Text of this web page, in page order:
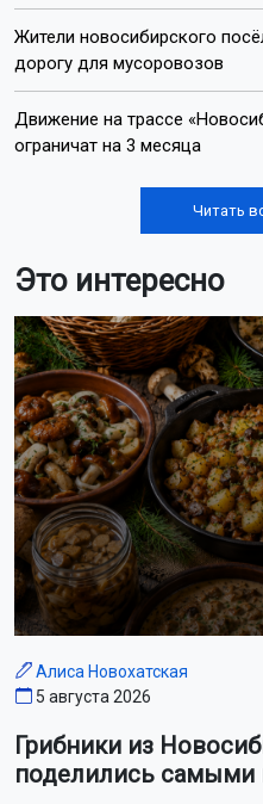
Жители новосибирского
дорогу для мусоровозов
Движение на трассе
ограничат на 3 месяца
Читать
Это интересно
Алиса Новохатская
5 августа 2026
Грибники из
поделились самыми